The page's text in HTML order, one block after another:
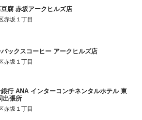
腐 赤坂アークヒルズ店
赤坂１丁目
バックスコーヒー アークヒルズ店
赤坂１丁目
行 ANA インターコンチネンタルホテル 東
出張所
赤坂１丁目